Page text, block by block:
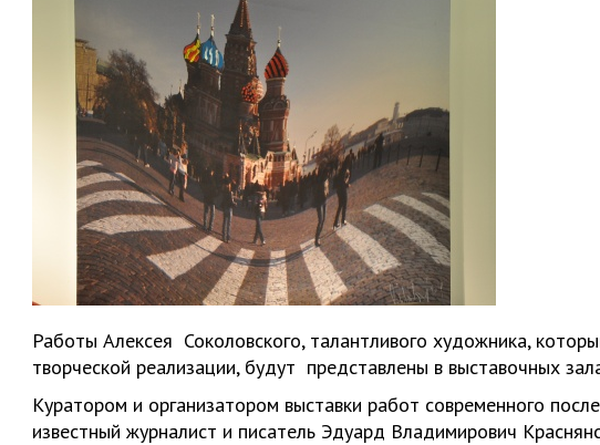
Работы Алексея Соколовского, талантливого художника,
творческой реализации, будут представлены в выставочных
Куратором и организатором выставки работ современного
известный журналист и писатель Эдуард Владимирович